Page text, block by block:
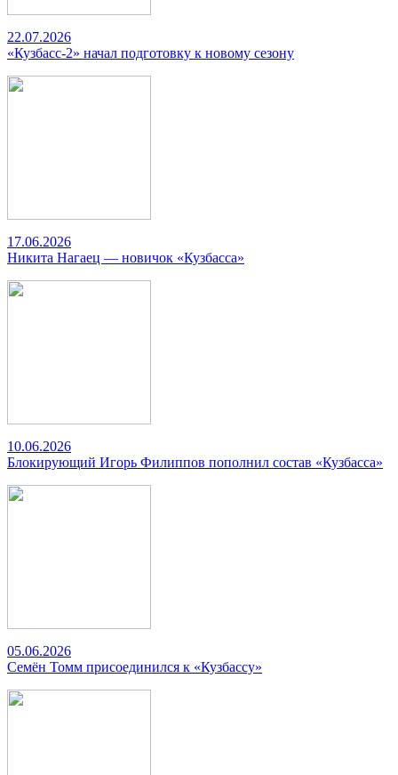
22.07.2026
«Кузбасс-2» начал подготовку к новому сезону
17.06.2026
Никита Нагаец — новичок «Кузбасса»
10.06.2026
Блокирующий Игорь Филиппов пополнил состав «Кузбасса»
05.06.2026
Семён Томм присоединился к «Кузбассу»